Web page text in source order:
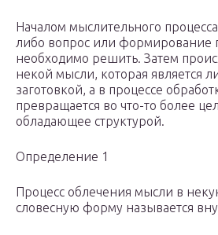
Началом мыслительного
либо вопрос или формирование
необходимо решить. Затем
некой мысли, которая является
заготовкой, а в процессе
превращается во что-то более
обладающее структурой.
Определение 1
Процесс облечения мысли в
словесную форму называется